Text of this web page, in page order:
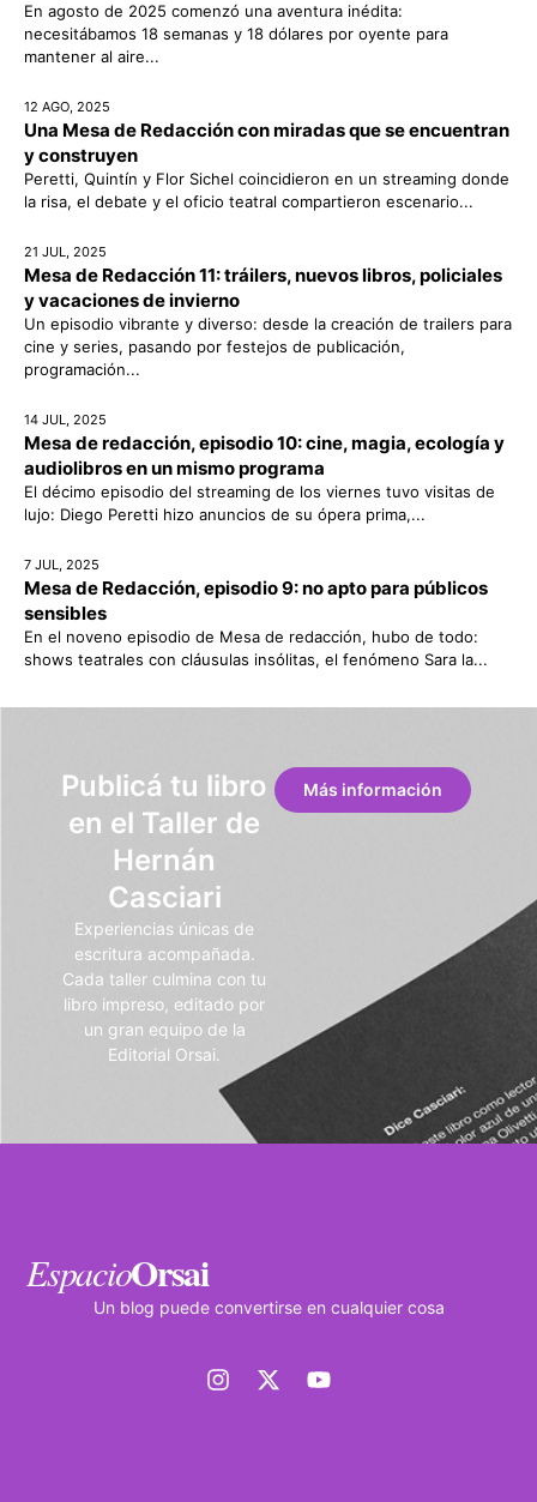
En agosto de 2025 comenzó una aventura inédita:
necesitábamos 18 semanas y 18 dólares por oyente para
mantener al aire...
12 AGO, 2025
Una Mesa de Redacción con miradas que se encuentran
y construyen
Peretti, Quintín y Flor Sichel coincidieron en un streaming donde
la risa, el debate y el oficio teatral compartieron escenario...
21 JUL, 2025
Mesa de Redacción 11: tráilers, nuevos libros, policiales
y vacaciones de invierno
Un episodio vibrante y diverso: desde la creación de trailers para
cine y series, pasando por festejos de publicación,
programación...
14 JUL, 2025
Mesa de redacción, episodio 10: cine, magia, ecología y
audiolibros en un mismo programa
El décimo episodio del streaming de los viernes tuvo visitas de
lujo: Diego Peretti hizo anuncios de su ópera prima,...
7 JUL, 2025
Mesa de Redacción, episodio 9: no apto para públicos
sensibles
En el noveno episodio de Mesa de redacción, hubo de todo:
shows teatrales con cláusulas insólitas, el fenómeno Sara la...
Publicá tu libro
en el Taller de
Hernán
Casciari
Experiencias únicas de
escritura acompañada.
Cada taller culmina con tu
libro impreso, editado por
un gran equipo de la
Editorial Orsai.
Más información
EspacioOrsai
Un blog puede convertirse en cualquier cosa